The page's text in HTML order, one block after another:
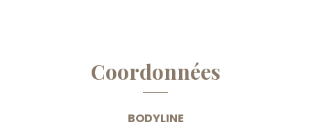
Coordonnées
BODYLINE